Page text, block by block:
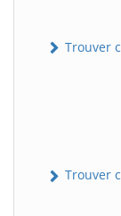
Trouver
Trouver